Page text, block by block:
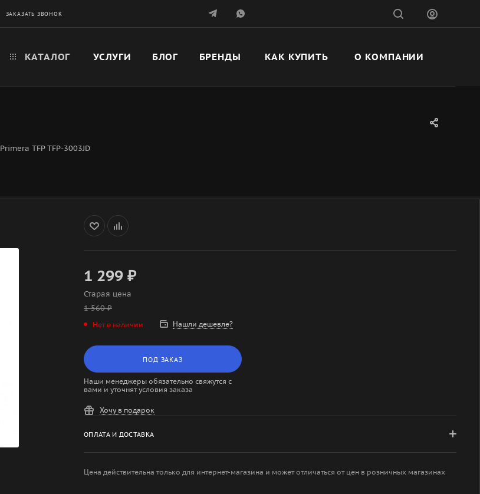
ЗАКАЗАТЬ ЗВОНОК
КАТАЛОГ УСЛУГИ БЛОГ БРЕНДЫ КАК КУПИТЬ О КОМПАНИИ
Primera TFP TFP-3003JD
1 299 ₽
Старая цена
1 560₽
Нет в наличии Нашли дешевле?
ПОД ЗАКАЗ
Наши менеджеры обязательно свяжутся с
вами и уточнят условия заказа
Хочу в подарок
ОПЛАТА И ДОСТАВКА
Цена действительна только для интернет-магазина и может отличаться от цен в розничных магазинах